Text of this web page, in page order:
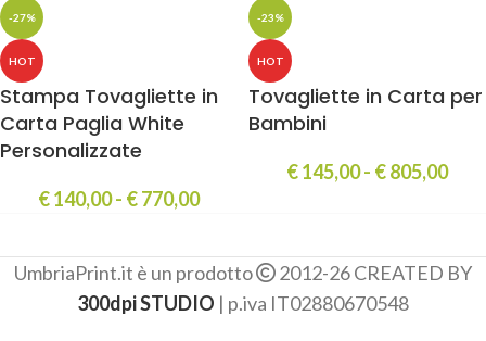
-27%
HOT
Stampa Tovagliette in
Carta Paglia White
Personalizzate
€140,00- €770,00
-23%
HOT
Tovagliette in Carta per
Bambini
€145,00- €805,00
UmbriaPrint.it è un prodotto
2012-26 CREATED BY
300dpi STUDIO | p.iva IT02880670548